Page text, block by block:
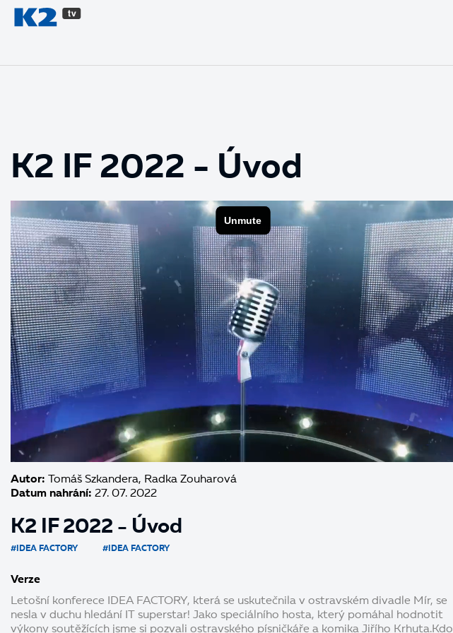
K2 IF 2022 - Úvod
Autor: Tomáš Szkandera, Radka Zouharová
Datum nahrání: 27. 07. 2022
K2 IF 2022 - Úvod
#IDEA FACTORY #IDEA FACTORY
Verze
Letošní konferece IDEA FACTORY, která se uskutečnila v ostravském divadle Mír, se
nesla v duchu hledání IT superstar! Jako speciálního hosta, který pomáhal hodnotit
výkony soutěžících jsme si pozvali ostravského písničkáře a komika Jiřího Krhuta.Kdo